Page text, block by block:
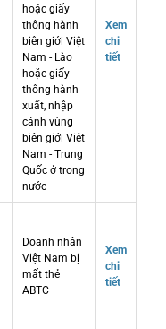
hoặc giấy
thông hành
biên giới Việt
Nam - Lào
hoặc giấy
thông hành
xuất, nhập
cảnh vùng
biên giới Việt
Nam - Trung
Quốc ở trong
nước
Xem
chi
tiết
Doanh nhân
Việt Nam bị
mất thẻ
ABTC
Xem
chi
tiết